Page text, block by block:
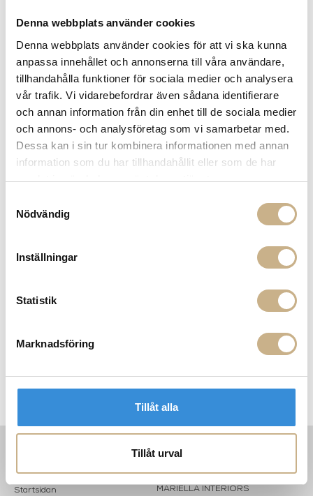
Denna webbplats använder cookies
Denna webbplats använder cookies för att vi ska kunna
anpassa innehållet och annonserna till våra användare,
tillhandahålla funktioner för sociala medier och analysera
vår trafik. Vi vidarebefordrar även sådana identifierare
och annan information från din enhet till de sociala medier
och annons- och analysföretag som vi samarbetar med.
Dessa kan i sin tur kombinera informationen med annan
information som du har tillhandahållit eller som de har
samlat in när du har använt deras tjänster.
Nödvändig
Inställningar
Statistik
Marknadsföring
Tillåt alla
Tillåt urval
SIKA DESIGN - ISABELL CHAIR
3.175 kr
+
- LÄGG I VARUKORG
Lagerstatus: Beställningsvara
Få10% välkomstrabatt
INFORMATION
Startsidan
KONTAKT
MARIELLA INTERIORS